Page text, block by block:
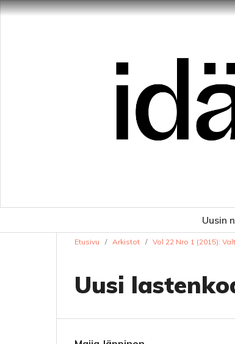
Uusin
Etusivu / Arkistot / Vol 22 Nro 1 (2015):
Uusi